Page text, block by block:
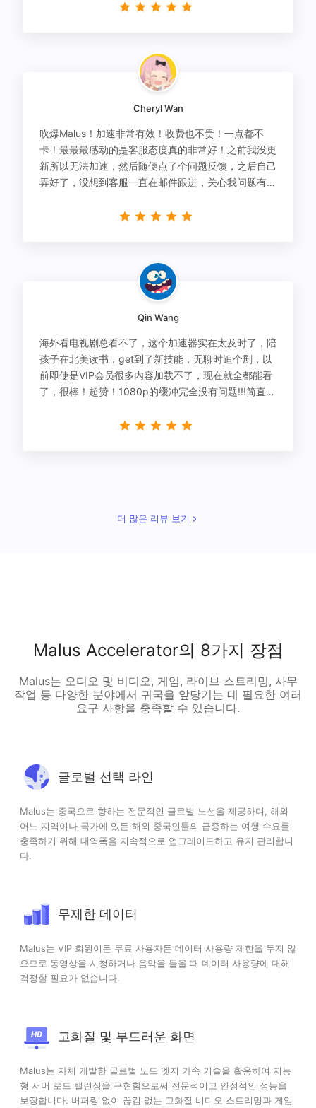
Cheryl Wan
吹爆Malus！加速非常有效！收费也不贵！一点都不
卡！最最最感动的是客服态度真的非常好！之前我没更
新所以无法加速，然后随便点了个问题反馈，之后自己
弄好了，没想到客服一直在邮件跟进，关心我问题有没
Qin Wang
海外看电视剧总看不了，这个加速器实在太及时了，陪
孩子在北美读书，get到了新技能，无聊时追个剧，以
前即使是VIP会员很多内容加载不了，现在就全都能看
了，很棒！超赞！1080p的缓冲完全没有问题!!!简直救
더 많은 리뷰 보기
Malus Accelerator의 8가지 장점
Malus는 오디오 및 비디오, 게임, 라이브 스트리밍, 사무
작업 등 다양한 분야에서 귀국을 앞당기는 데 필요한 여러
요구 사항을 충족할 수 있습니다.
글로벌 선택 라인
Malus는 중국으로 향하는 전문적인 글로벌 노선을 제공하며, 해외
어느 지역이나 국가에 있든 해외 중국인들의 급증하는 여행 수요를
충족하기 위해 대역폭을 지속적으로 업그레이드하고 유지 관리합니
다.
무제한 데이터
Malus는 VIP 회원이든 무료 사용자든 데이터 사용량 제한을 두지 않
으므로 동영상을 시청하거나 음악을 들을 때 데이터 사용량에 대해
걱정할 필요가 없습니다.
고화질 및 부드러운 화면
Malus는 자체 개발한 글로벌 노드 엣지 가속 기술을 활용하여 지능
형 서버 로드 밸런싱을 구현함으로써 전문적이고 안정적인 성능을
보장합니다. 버퍼링 없이 끊김 없는 고화질 비디오 스트리밍과 게임